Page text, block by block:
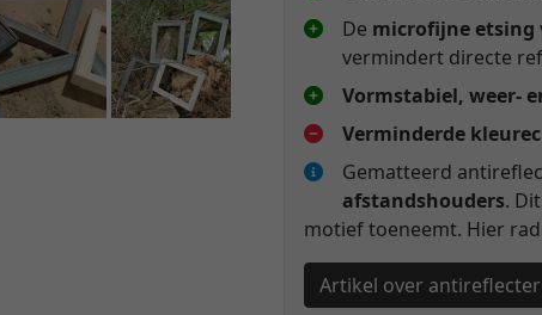
De microfijne etsing
vermindert directe
Vormstabiel, weer-
Verminderde
Gematteerd
afstandshouders.
motief toeneemt. Hier
Artikel over